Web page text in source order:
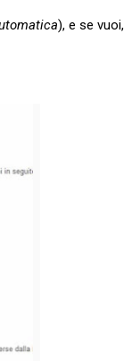
), e se vuoi,